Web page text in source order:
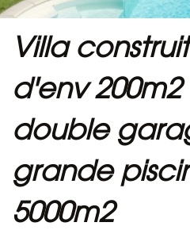
villa construite en 2010
d'env
double
grande
5000m2